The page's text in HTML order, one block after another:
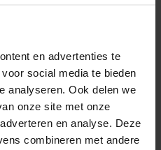
en advertenties te
social media te bieden
analyseren. Ook delen we
onze site met onze
en analyse. Deze
combineren met andere